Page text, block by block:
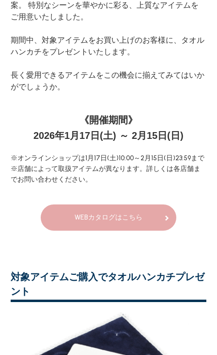
案。 特別なシーンを華やかに彩る、上質なアイテムを
ご用意いたしました。
期間中、対象アイテムをお買い上げのお客様に、タオル
ハンカチをプレゼントいたします。
長く愛用できるアイテムをこの機会に揃えてみてはいか
がでしょうか。
《開催期間》
2026年1月17日(土) ～ 2月15日(日)
※オンラインショップは1月17日(土)10:00～2月15日(日)23:59まで
※店舗によって取扱アイテムが異なります。詳しくは各店舗ま
でお問い合わせください。
WEBカタログはこちら
対象アイテムご購入でタオルハンカチプレゼ
ント